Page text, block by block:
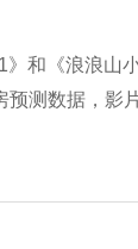
和《浪浪山
预测数据，影